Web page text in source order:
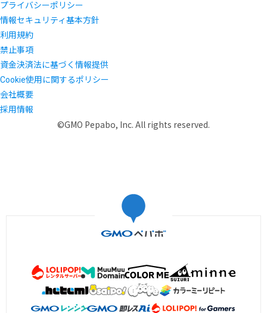
プライバシーポリシー
情報セキュリティ基本方針
利用規約
禁止事項
資金決済法に基づく情報提供
Cookie使用に関するポリシー
会社概要
採用情報
©GMO Pepabo, Inc. All rights reserved.